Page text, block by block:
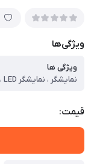
ویژگی‌ها
ویژگی ها
قیمت: